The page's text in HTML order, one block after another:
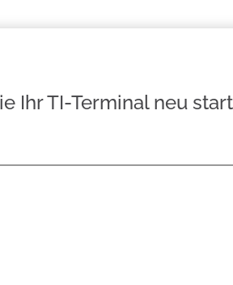
Ihr TI-Terminal neu